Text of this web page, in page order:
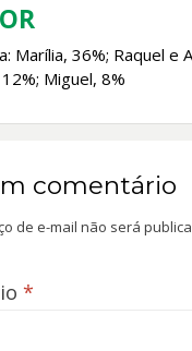
Marília, 36%; Raquel e
Miguel, 8%
comentário
de e-mail não será
*